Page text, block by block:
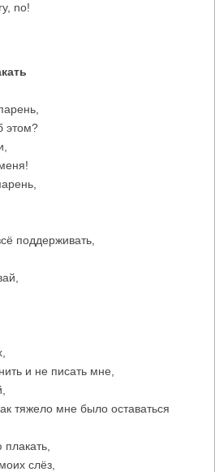
no!
этом?
поддерживать,
и не писать мне,
тяжело мне было оставаться
слёз,